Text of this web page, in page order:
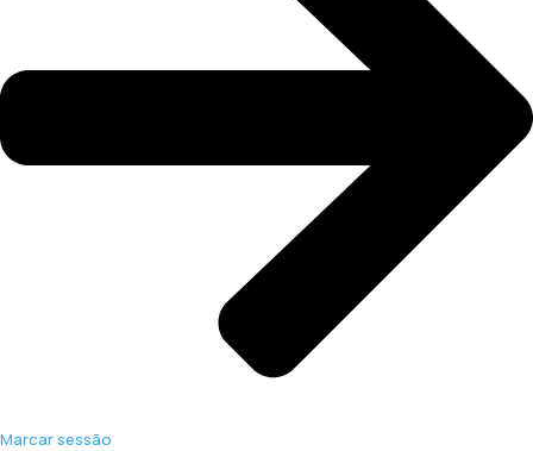
Marcar sessão